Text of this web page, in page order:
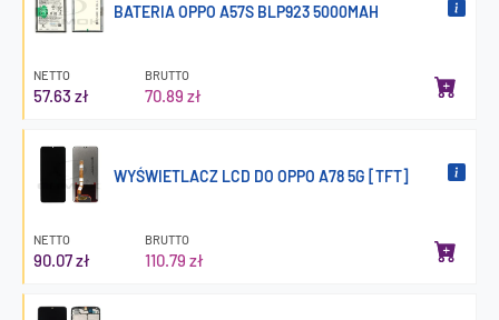
BATERIA OPPO A57S BLP923 5000MAH
NETTO
57.63 zł
BRUTTO
70.89 zł
WYŚWIETLACZ LCD DO OPPO A78 5G [TFT]
NETTO
90.07 zł
BRUTTO
110.79 zł